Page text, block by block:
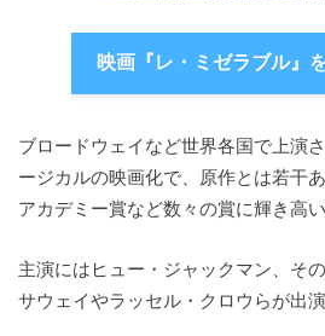
映画『レ・ミゼラブル』
ブロードウェイなど世界各国で上演
ージカルの映画化で、原作とは若干
アカデミー賞など数々の賞に輝き高
主演にはヒュー・ジャックマン、そ
サウェイやラッセル・クロウらが出演